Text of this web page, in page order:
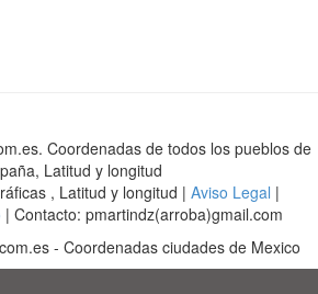
Coordenadas de todos los pueblos de
Latitud y longitud
, Latitud y longitud | Aviso Legal |
| Contacto: pmartindz(arroba)gmail.com
- Coordenadas ciudades de Mexico